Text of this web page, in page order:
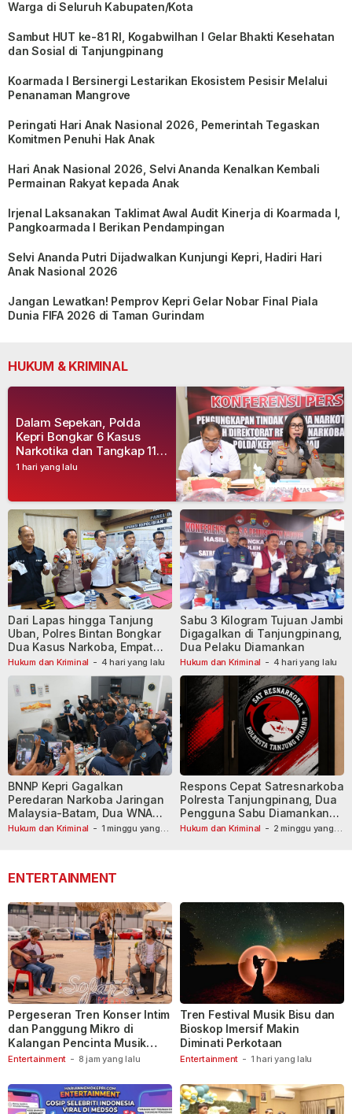
Warga di Seluruh Kabupaten/Kota
Sambut HUT ke-81 RI, Kogabwilhan I Gelar Bhakti Kesehatan
dan Sosial di Tanjungpinang
Koarmada I Bersinergi Lestarikan Ekosistem Pesisir Melalui
Penanaman Mangrove
Peringati Hari Anak Nasional 2026, Pemerintah Tegaskan
Komitmen Penuhi Hak Anak
Hari Anak Nasional 2026, Selvi Ananda Kenalkan Kembali
Permainan Rakyat kepada Anak
Irjenal Laksanakan Taklimat Awal Audit Kinerja di Koarmada I,
Pangkoarmada I Berikan Pendampingan
Selvi Ananda Putri Dijadwalkan Kunjungi Kepri, Hadiri Hari
Anak Nasional 2026
Jangan Lewatkan! Pemprov Kepri Gelar Nobar Final Piala
Dunia FIFA 2026 di Taman Gurindam
HUKUM & KRIMINAL
1 hari yang lalu
Dalam Sepekan, Polda
Kepri Bongkar 6 Kasus
Narkotika dan Tangkap 11
Tersangka
Hukum dan Kriminal - 4 hari yang lalu
Dari Lapas hingga Tanjung
Uban, Polres Bintan Bongkar
Dua Kasus Narkoba, Empat
Tersangka Dibekuk
Hukum dan Kriminal - 4 hari yang lalu
Sabu 3 Kilogram Tujuan Jambi
Digagalkan di Tanjungpinang,
Dua Pelaku Diamankan
Hukum dan Kriminal - 1 minggu yang
BNNP Kepri Gagalkan
Peredaran Narkoba Jaringan
Malaysia-Batam, Dua WNA
Masih Diburu
Hukum dan Kriminal - 2 minggu yang
Respons Cepat Satresnarkoba
Polresta Tanjungpinang, Dua
Pengguna Sabu Diamankan
Usai Dilaporkan ke Call Center
ENTERTAINMENT
Entertainment - 8 jam yang lalu
Pergeseran Tren Konser Intim
dan Panggung Mikro di
Kalangan Pencinta Musik
Indonesia
Entertainment - 1 hari yang lalu
Tren Festival Musik Bisu dan
Bioskop Imersif Makin
Diminati Perkotaan